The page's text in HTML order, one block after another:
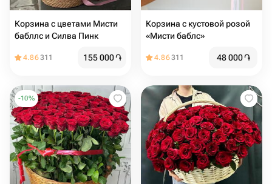
Корзина с цветами Мисти
бабллс и Силва Пинк
4.86311 155 000֏
Корзина с кустовой розой
«Мисти баблс»
4.86311 48 000֏
-10%